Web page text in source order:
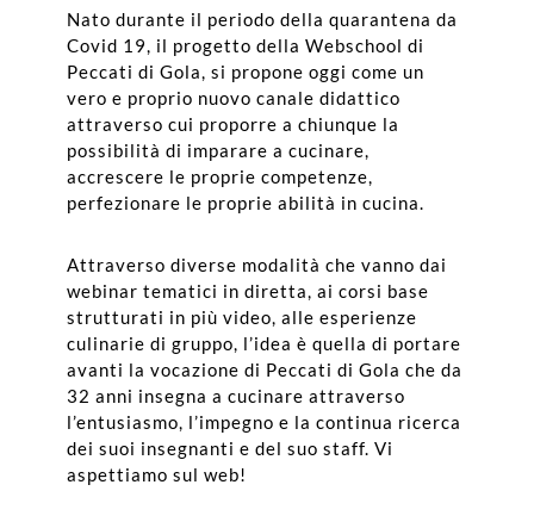
Nato durante il periodo della quarantena da
Covid 19, il progetto della Webschool di
Peccati di Gola, si propone oggi come un
vero e proprio nuovo canale didattico
attraverso cui proporre a chiunque la
possibilità di imparare a cucinare,
accrescere le proprie competenze,
perfezionare le proprie abilità in cucina.
Attraverso diverse modalità che vanno dai
webinar tematici in diretta, ai corsi base
strutturati in più video, alle esperienze
culinarie di gruppo, l’idea è quella di portare
avanti la vocazione di Peccati di Gola che da
32 anni insegna a cucinare attraverso
l’entusiasmo, l’impegno e la continua ricerca
dei suoi insegnanti e del suo staff. Vi
aspettiamo sul web!